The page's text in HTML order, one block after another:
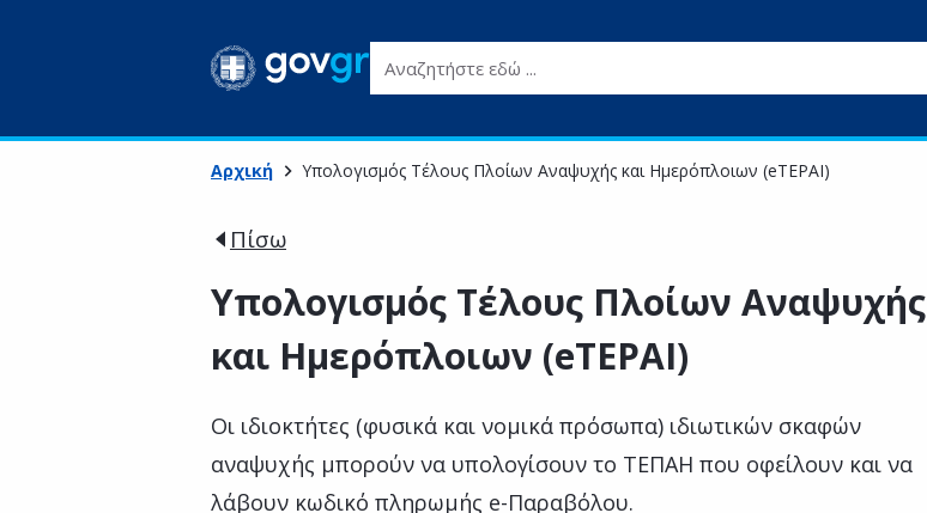
Αναζητήστε εδώ ...
Αρχική Υπολογισμός Τέλους Πλοίων Αναψυχής και Ημερόπλοιων (eTEPAI)
Πίσω
Υπολογισμός Τέλους Πλοίων Αναψυχής
και Ημερόπλοιων (eTEPAI)
Οι ιδιοκτήτες (φυσικά και νομικά πρόσωπα) ιδιωτικών σκαφών
αναψυχής μπορούν να υπολογίσουν το ΤΕΠΑΗ που οφείλουν και να
λάβουν κωδικό πληρωμής e-Παραβόλου.